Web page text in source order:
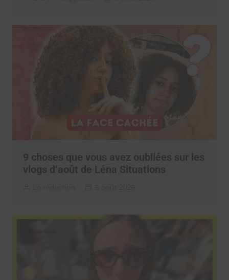
9 choses que vous avez oubliées sur les
vlogs d’août de Léna Situations